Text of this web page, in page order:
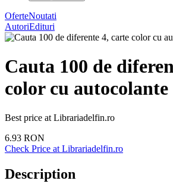
OferteNoutati
AutoriEdituri
Cauta 100 de
color cu autocolante
Best price at Librariadelfin.ro
6.93 RON
Check Price at Librariadelfin.ro
Description